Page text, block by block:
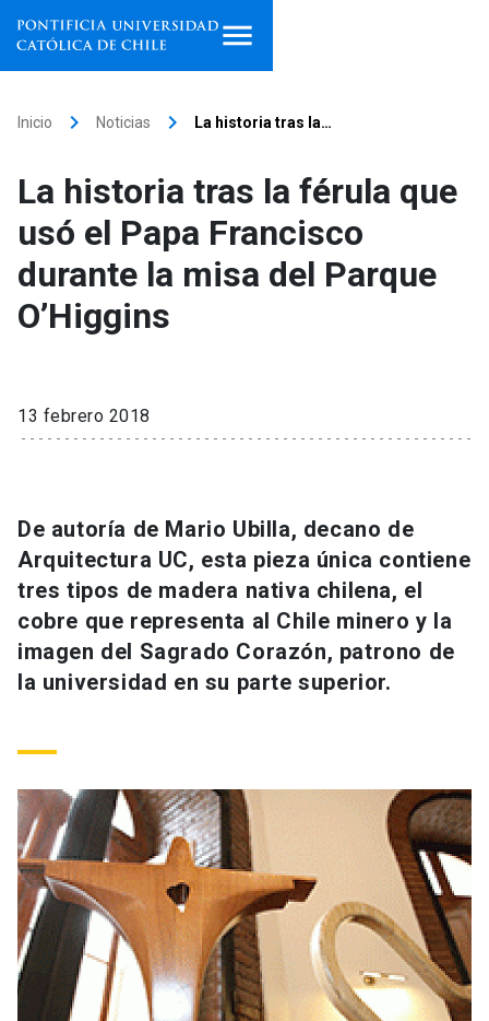
Facultades, escuelas e
institutos
Investigación
Información para keyboard_arrow_down
Futuros estudiantes
Estudiantes
Alumni launch
Padres y familia
Vecinos launch
Go to english site launch
ACCESOS DIRECTOS
Correo UC launch
Mi Portal UC launch
Medios Biblioteca launch
Donaciones launch
Inicio keyboard_arrow_right Noticias keyboard_arrow_right La historia tras la…
La historia tras la férula que
usó el Papa Francisco
durante la misa del Parque
O’Higgins
13 febrero 2018
De autoría de Mario Ubilla, decano de
Arquitectura UC, esta pieza única contiene
tres tipos de madera nativa chilena, el
cobre que representa al Chile minero y la
imagen del Sagrado Corazón, patrono de
la universidad en su parte superior.